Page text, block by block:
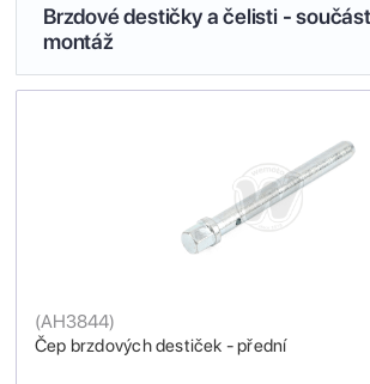
Brzdové destičky a čelisti -
montáž
Čep brzdových destiček - přední
(AH3844)